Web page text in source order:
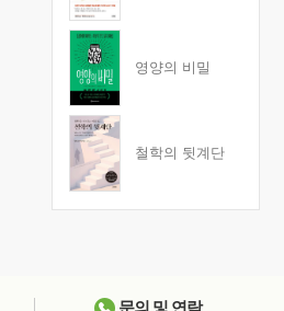
영양의 비밀
철학의 뒷계단
문의 및 연락